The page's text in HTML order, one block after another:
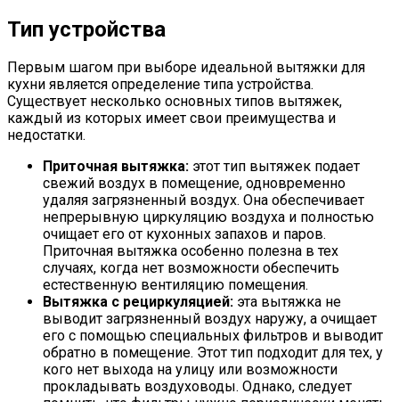
Тип устройства
Первым шагом при выборе идеальной вытяжки для
кухни является определение типа устройства.
Существует несколько основных типов вытяжек,
каждый из которых имеет свои преимущества и
недостатки.
Приточная вытяжка: этот тип вытяжек подает
свежий воздух в помещение, одновременно
удаляя загрязненный воздух. Она обеспечивает
непрерывную циркуляцию воздуха и полностью
очищает его от кухонных запахов и паров.
Приточная вытяжка особенно полезна в тех
случаях, когда нет возможности обеспечить
естественную вентиляцию помещения.
Вытяжка с рециркуляцией: эта вытяжка не
выводит загрязненный воздух наружу, а очищает
его с помощью специальных фильтров и выводит
обратно в помещение. Этот тип подходит для тех, у
кого нет выхода на улицу или возможности
прокладывать воздуховоды. Однако, следует